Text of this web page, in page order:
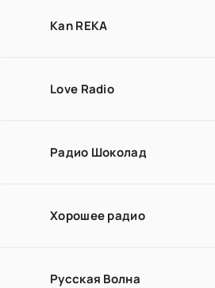
Kan REKA
Love Radio
Радио Шоколад
Хорошее радио
Русская Волна